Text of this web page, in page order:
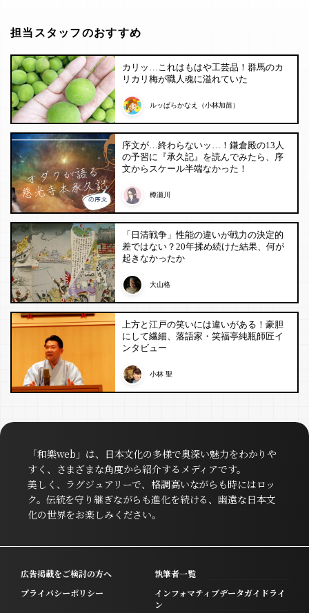
担当スタッフのおすすめ
カリッ…これはもはや工芸品！群馬のカ
リカリ梅が職人魂に溢れていた
ルッぱらかなえ（小林加苗）
序文が…終わらないッ…！鎌倉殿の13人
の予習に『承久記』を読んでみたら、序
文からスケール半端なかった！
樽瀬川
「日清戦争」性能の違いが戦力の決定的
差ではない？20年揉め続けた結果、何が
起きなかったか
大山格
上方と江戸の笑いには違いがある！豪胆
にして繊細、落語家・笑福亭純瓶師匠イ
ンタビュー
小林 聖
「和樂web」は、日本文化の多様で奥深い魅力をわかりや
すく、さまざまな角度から紹介するメディアです。
美しく、ラグジュアリーで、格調高いながらも時にはロッ
ク。伝統を守り継ぎながらも進化を続ける、幽遠な日本文
化の世界をお楽しみください。
広告掲載をご検討の方へ
執筆者一覧
プライバシーポリシー
インフォマティブデータガイドライ
ン